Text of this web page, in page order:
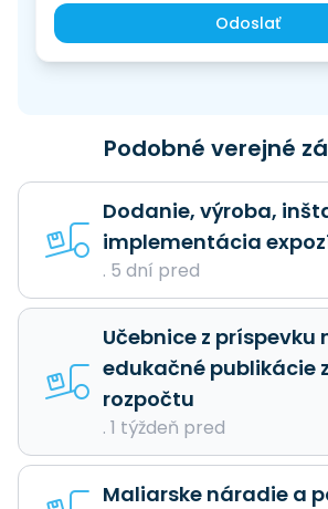
Odoslať
Podobné verejné
Dodanie, výroba,
implementácia
. 5 dní pred
Učebnice z príspevku
edukačné publikácie
rozpočtu
. 1 týždeň pred
Maliarske náradie a